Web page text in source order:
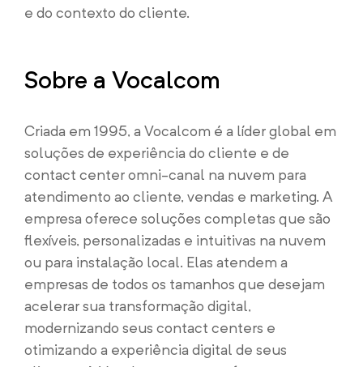
e do contexto do cliente.
Sobre a Vocalcom
Criada em 1995, a Vocalcom é a líder global em
soluções de experiência do cliente e de
contact center omni-canal na nuvem para
atendimento ao cliente, vendas e marketing. A
empresa oferece soluções completas que são
flexíveis, personalizadas e intuitivas na nuvem
ou para instalação local. Elas atendem a
empresas de todos os tamanhos que desejam
acelerar sua transformação digital,
modernizando seus contact centers e
otimizando a experiência digital de seus